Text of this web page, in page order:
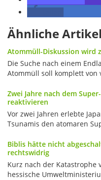
Ähnliche
Atommüll-Diskussion wird
Die Suche nach einem
Atommüll soll komplett von
Zwei Jahre nach dem
reaktivieren
Vor zwei Jahren erlebte
Tsunamis den atomaren
Biblis hätte nicht
rechtswidrig
Kurz nach der Katastrophe
hessische